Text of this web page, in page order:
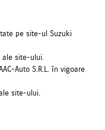
pe site-ul Suzuki
ale site-ului.
Auto S.R.L. în vigoare
site-ului.